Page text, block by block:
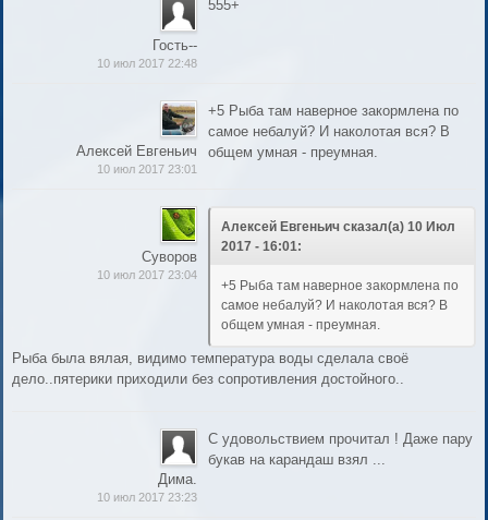
Гость--
10 июл 2017 22:48
555+
Алексей Евгеньич
10 июл 2017 23:01
+5 Рыба там наверное закормлена по
самое небалуй? И наколотая вся? В
общем умная - преумная.
Суворов
10 июл 2017 23:04
Алексей Евгеньич сказал(а) 10 Июл
2017 - 16:01:
+5 Рыба там наверное закормлена по
самое небалуй? И наколотая вся? В
общем умная - преумная.
Рыба была вялая, видимо температура воды сделала своё
дело..пятерики приходили без сопротивления достойного..
Дима.
10 июл 2017 23:23
С удовольствием прочитал ! Даже пару
букав на карандаш взял ...